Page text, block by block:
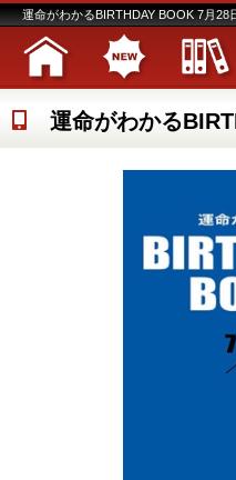
運命がわかるBIRTHDAY BOOK 7月
運命がわかる